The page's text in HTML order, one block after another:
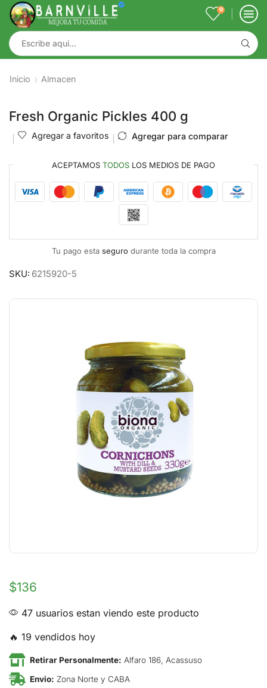
0
Inicio Almacen
Fresh Organic Pickles 400 g
Agregar a favoritos Agregar para comparar
ACEPTAMOS TODOS LOS MEDIOS DE PAGO
Tu pago esta segurodurante toda la compra
SKU: 6215920-5
$136
47 usuarios estan viendo este producto
🔥 19 vendidos hoy
Retirar Personalmente: Alfaro 186, Acassuso
Envio: Zona Norte y CABA